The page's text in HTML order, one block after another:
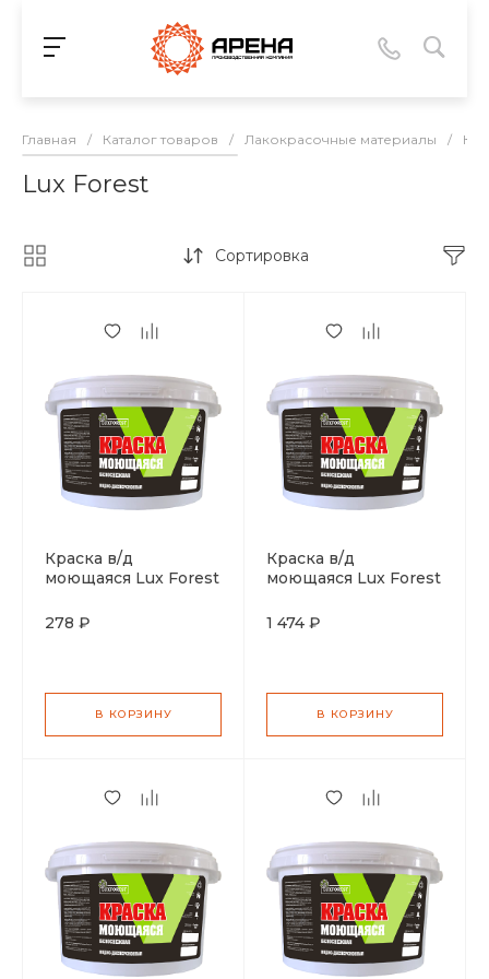
Главная / Каталог товаров / Лакокрасочные материалы /
Lux Forest
Сортировка
Краска в/д
моющаяся Lux Forest
278 ₽
В КОРЗИНУ
Краска в/д
моющаяся Lux Forest
1 474 ₽
В КОРЗИНУ